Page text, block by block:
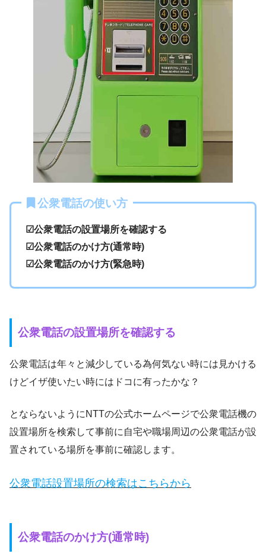
公衆電話の使い方
☑公衆電話の設置場所を確認する
☑公衆電話のかけ方(通常時)
☑公衆電話のかけ方(緊急時)
公衆電話の設置場所を確認する
公衆電話は年々と減少している為何気ない時には見かける
けどイザ使いたい時にはドコに有ったかな？
とならないようにNTTの公式ホームページで公衆電話機の
設置場所を検索して事前に自宅や職場周辺の公衆電話が設
置されている場所を事前に確認します。
公衆電話設置場所の検索はこちらから
公衆電話のかけ方(通常時)